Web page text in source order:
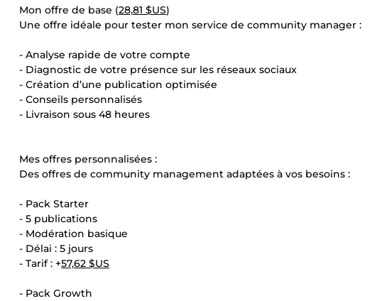
Mon offre de base (28,81 $US)
Une offre idéale pour tester mon service de community manager :
- Analyse rapide de votre compte
- Diagnostic de votre présence sur les réseaux sociaux
- Création d’une publication optimisée
- Conseils personnalisés
- Livraison sous 48 heures
Mes offres personnalisées :
Des offres de community management adaptées à vos besoins :
- Pack Starter
- 5 publications
- Modération basique
- Délai : 5 jours
- Tarif : +57,62 $US
- Pack Growth